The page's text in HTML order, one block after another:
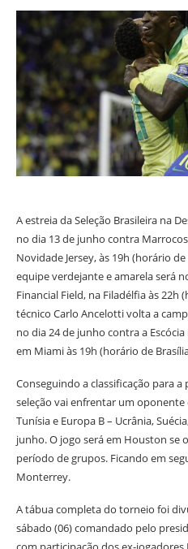
A estreia da Seleção Brasileira na
no dia 13 de junho contra
Novidade Jersey, às 19h (horário
equipe verdejante e amarela será
Financial Field, na Filadélfia às 22h
técnico Carlo Ancelotti volta a
no dia 24 de junho contra a
em Miami às 19h (horário de
Conseguindo a classificação para
seleção vai enfrentar um oponente
Tunísia e Europa B – Ucrânia,
junho. O jogo será em Houston se
período de grupos. Ficando em
Monterrey.
A tábua completa do torneio foi
sábado (06) comandado pelo